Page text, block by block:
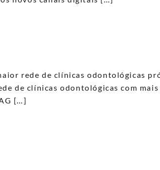
rede de clínicas odontológicas
de clínicas odontológicas com
[…]